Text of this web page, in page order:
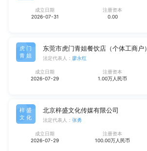
成立日期
2026-07-31
注册资本
0.00
虎门
青姐
东莞市虎门青姐餐饮店（个体工商户）
法定代表人： 廖永红
成立日期
2026-07-29
注册资本
1.00万人民币
梓盛
文化
北京梓盛文化传媒有限公司
法定代表人： 张勇
成立日期
2026-07-29
注册资本
100.00万人民币